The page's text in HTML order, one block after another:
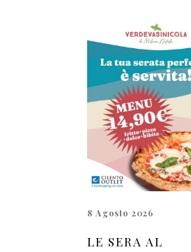
8 Agosto 2026
LE SERA AL